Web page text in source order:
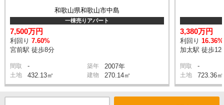
和歌山県和歌山市中島
一棟売りアパート
7,500万円
利回り7.60%
宮前駅 徒歩8分
間取 - 築年 2007年
土地 432.13㎡ 建物 270.14㎡
3,380万円
利回り 16.36%
加太駅 徒歩12
間取 -
土地 723.36㎡